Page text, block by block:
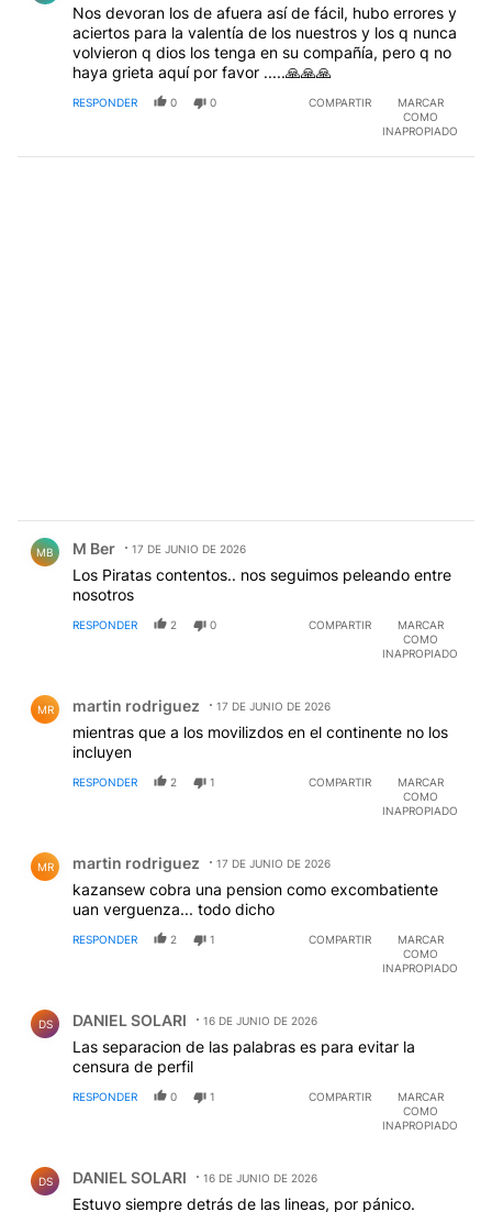
Nos devoran los de afuera así de fácil, hubo errores y
aciertos para la valentía de los nuestros y los q nunca
volvieron q dios los tenga en su compañía, pero q no
haya grieta aquí por favor .....🙏🙏🙏
RESPONDER 0 0 COMPARTIR
MARCAR
COMO
INAPROPIADO
MB M Ber 17 DE JUNIO DE 2026
Los Piratas contentos.. nos seguimos peleando entre
nosotros
RESPONDER 2 0 COMPARTIR
MARCAR
COMO
INAPROPIADO
MR martin rodriguez 17 DE JUNIO DE 2026
mientras que a los movilizdos en el continente no los
incluyen
RESPONDER 2 1 COMPARTIR
MARCAR
COMO
INAPROPIADO
MR martin rodriguez 17 DE JUNIO DE 2026
kazansew cobra una pension como excombatiente
uan verguenza... todo dicho
RESPONDER 2 1 COMPARTIR
MARCAR
COMO
INAPROPIADO
DS DANIEL SOLARI 16 DE JUNIO DE 2026
Las separacion de las palabras es para evitar la
censura de perfil
RESPONDER 0 1 COMPARTIR
MARCAR
COMO
INAPROPIADO
DS DANIEL SOLARI 16 DE JUNIO DE 2026
Estuvo siempre detrás de las lineas, por pánico.